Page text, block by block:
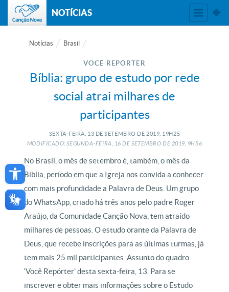
Open toolbar
NOTÍCIAS
Notícias Brasil
VOCÊ REPÓRTER
Bíblia: grupo de estudo por rede
social atrai milhares de
participantes
SEXTA-FEIRA, 13 DE SETEMBRO DE 2019, 19H25
MODIFICADO: SEGUNDA-FEIRA, 16 DESETEMBRO DE 2019, 9H56
No Brasil, o mês de setembro é, também, o mês da
Bíblia, período em que a Igreja nos convida a conhecer
com mais profundidade a Palavra de Deus. Um grupo
do WhatsApp, criado há três anos pelo padre Roger
Araújo, da Comunidade Canção Nova, tem atraído
milhares de pessoas. O estudo orante da Palavra de
Deus, que recebe inscrições para as últimas turmas, já
tem mais 25 mil participantes. Assunto do quadro
‘Você Repórter’ desta sexta-feira, 13. Para se
inscrever e obter mais informações sobre o Estudo